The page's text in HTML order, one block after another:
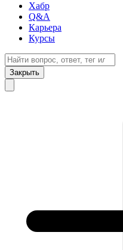
Хабр
Q&A
Карьера
Курсы
Закрыть